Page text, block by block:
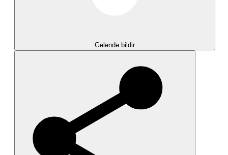
Gələndə bildir